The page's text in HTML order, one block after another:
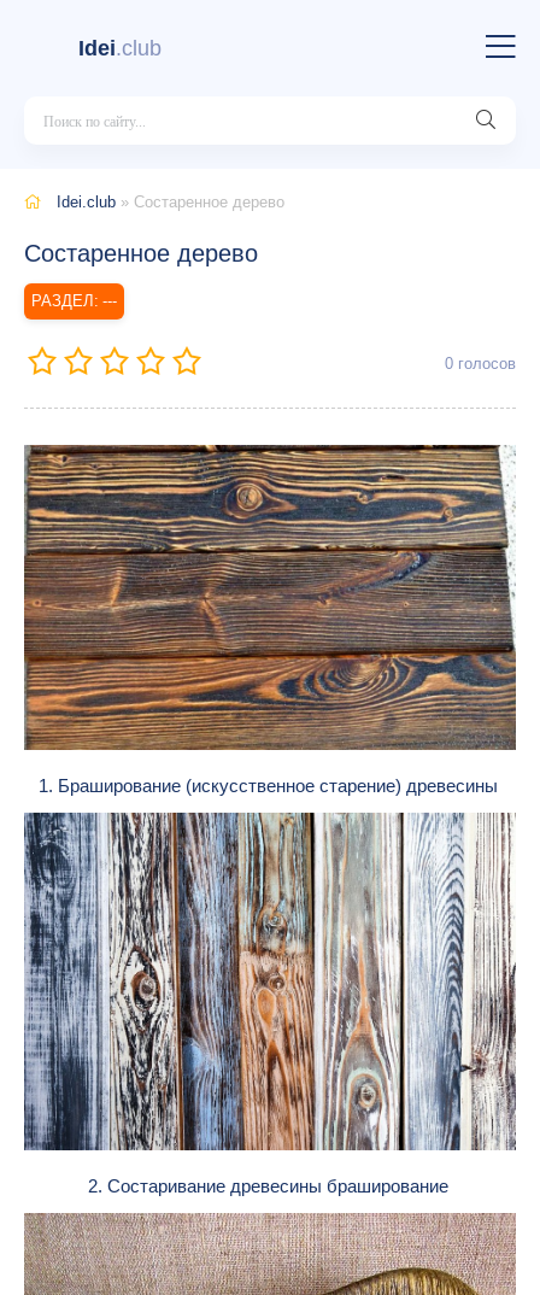
Idei.club
Idei.club » Состаренное дерево
Состаренное дерево
---
0 голосов
1. Браширование (искусственное старение) древесины
2. Состаривание древесины браширование